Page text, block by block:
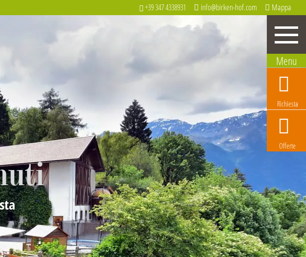
Richiesta
Offerte
+39 347 4338931 info@birken-hof.com Mappa